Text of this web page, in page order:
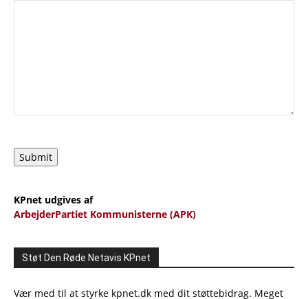
Submit
KPnet udgives af
ArbejderPartiet Kommunisterne (APK)
Støt Den Røde Netavis KPnet
Vær med til at styrke kpnet.dk med dit støttebidrag. Meget